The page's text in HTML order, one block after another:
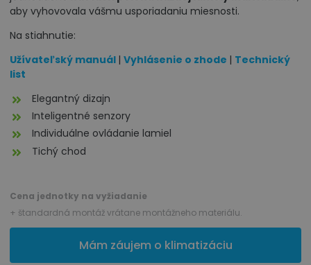
aby vyhovovala vášmu usporiadaniu miesnosti.
Na stiahnutie:
Užívateľský manuál | Vyhlásenie o zhode | Technický
list
Elegantný dizajn
Inteligentné senzory
Individuálne ovládanie lamiel
Tichý chod
Cena jednotky na vyžiadanie
+ štandardná montáž vrátane montážneho materiálu.
Mám záujem o klimatizáciu